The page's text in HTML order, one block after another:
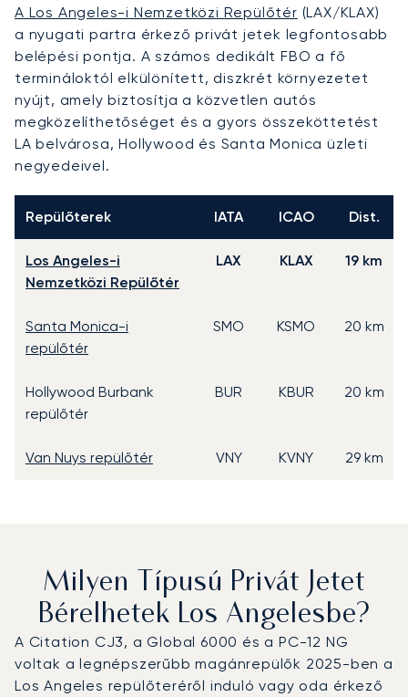
A Los Angeles-i Nemzetközi Repülőtér (LAX/KLAX)
a nyugati partra érkező privát jetek legfontosabb
belépési pontja. A számos dedikált FBO a fő
termináloktól elkülönített, diszkrét környezetet
nyújt, amely biztosítja a közvetlen autós
megközelíthetőséget és a gyors összeköttetést
LA belvárosa, Hollywood és Santa Monica üzleti
negyedeivel.
Repülőterek IATA ICAO Dist.
Los Angeles-i
Nemzetközi Repülőtér
LAX KLAX 19 km
Santa Monica-i
repülőtér
SMO KSMO 20 km
Hollywood Burbank
repülőtér
BUR KBUR 20 km
Van Nuys repülőtér VNY KVNY 29 km
Milyen Típusú Privát Jetet
Bérelhetek Los Angelesbe?
A Citation CJ3, a Global 6000 és a PC-12 NG
voltak a legnépszerűbb magánrepülők 2025-ben a
Los Angeles repülőteréről induló vagy oda érkező